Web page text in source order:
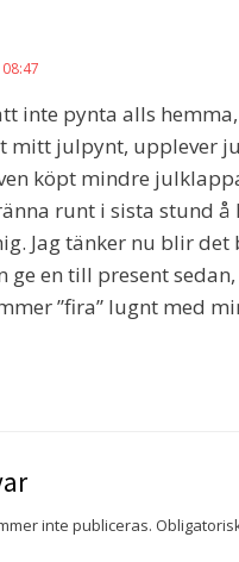
inte pynta alls
mitt julpynt, upplever
köpt mindre
runt i sista stund å
Jag tänker nu blir det
ge en till present
”fira” lugnt med
inte publiceras.